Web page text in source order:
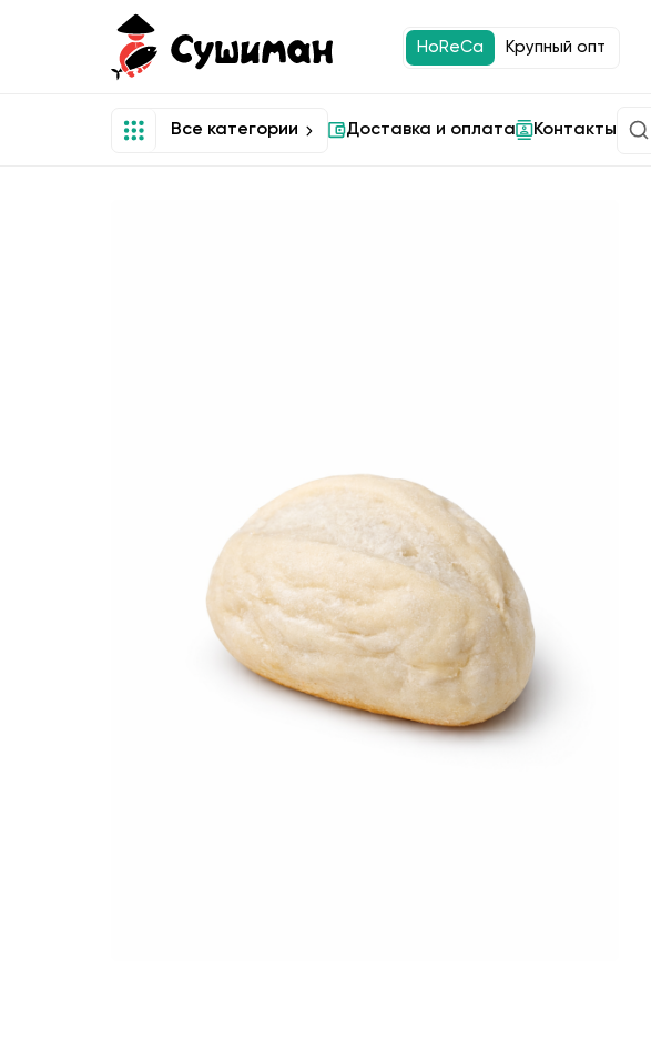
HoReCa Крупный опт
Все категории Доставка и оплата Контакты